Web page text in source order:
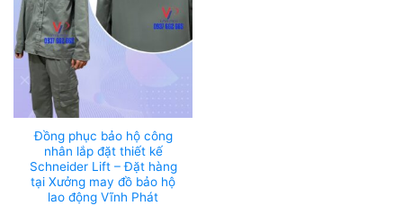
Đồng phục bảo hộ công
nhân lắp đặt thiết kế
Schneider Lift – Đặt hàng
tại Xưởng may đồ bảo hộ
lao động Vĩnh Phát